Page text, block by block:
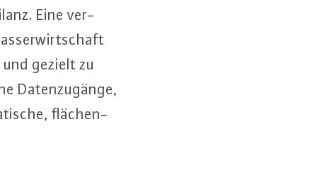
Eine ver­
gezielt zu
Da­ten­zu­gän­ge,
flä­chen­